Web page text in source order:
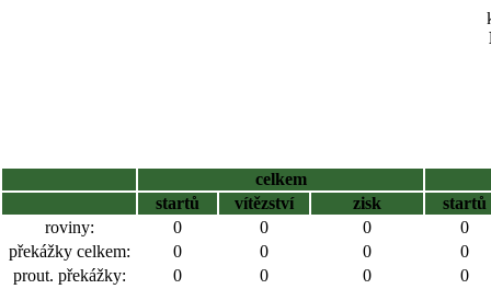
celkem
startů
vítězství zisk
startů
roviny:
0 0 0
0
překážky celkem:
0 0 0
0
prout. překážky:
0 0 0
0